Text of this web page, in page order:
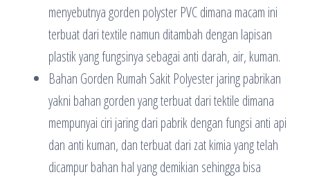
menyebutnya gorden polyster PVC dimana macam ini
terbuat dari textile namun ditambah dengan lapisan
plastik yang fungsinya sebagai anti darah, air, kuman.
Bahan Gorden Rumah Sakit Polyester jaring pabrikan
yakni bahan gorden yang terbuat dari tektile dimana
mempunyai ciri jaring dari pabrik dengan fungsi anti api
dan anti kuman, dan terbuat dari zat kimia yang telah
dicampur bahan hal yang demikian sehingga bisa